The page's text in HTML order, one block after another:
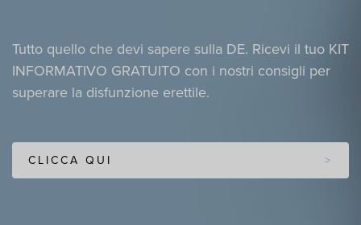
Tutto quello che devi sapere sulla DE. Ricevi il tuo KIT
INFORMATIVO GRATUITO con i nostri consigli per
superare la disfunzione erettile.
CLICCA QUI